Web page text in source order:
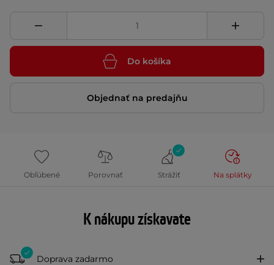
Do košíka
Objednať na predajňu
Obľúbené Porovnať Strážiť Na splátky
K nákupu získavate
Doprava zadarmo